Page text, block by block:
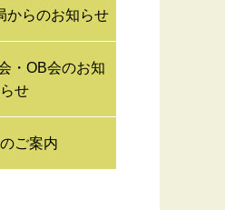
からのお知らせ
・OB会のお知
らせ
ご案内